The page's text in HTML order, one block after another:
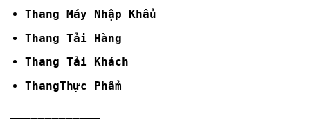
Thang Máy Nhập Khẩu
Thang Tải Hàng
Thang Tải Khách
ThangThực Phẩm
—————————————